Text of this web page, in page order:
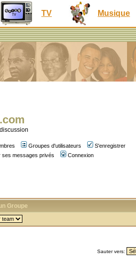
TV Musique
Groupes d'utilisateurs
S'enregistrer
ses messages privés Connexion
Groupe
Sauter vers: